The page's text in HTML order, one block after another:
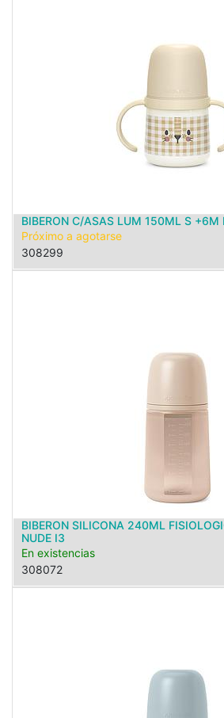
BIBERON C/ASAS LUM 150ML S +6M
Próximo a agotarse
308299
BIBERON SILICONA 240ML
NUDE I3
En existencias
308072